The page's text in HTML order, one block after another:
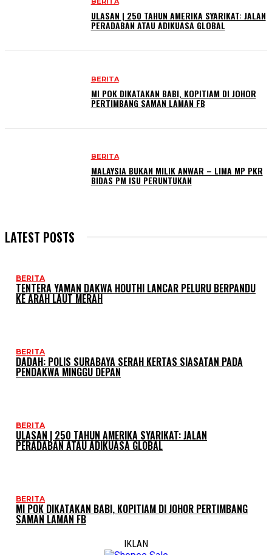
ULASAN | 250 TAHUN AMERIKA SYARIKAT: JALAN
PERADABAN ATAU ADIKUASA GLOBAL
BERITA
MI POK DIKATAKAN BABI, KOPITIAM DI JOHOR
PERTIMBANG SAMAN LAMAN FB
BERITA
MALAYSIA BUKAN MILIK ANWAR – LIMA MP PKR
BIDAS PM ISU PERUNTUKAN
LATEST POSTS
BERITA
TENTERA YAMAN DAKWA HOUTHI LANCAR PELURU BERPANDU
KE ARAH LAUT MERAH
BERITA
DADAH: POLIS SURABAYA SERAH KERTAS SIASATAN PADA
PENDAKWA MINGGU DEPAN
BERITA
ULASAN | 250 TAHUN AMERIKA SYARIKAT: JALAN
PERADABAN ATAU ADIKUASA GLOBAL
BERITA
MI POK DIKATAKAN BABI, KOPITIAM DI JOHOR PERTIMBANG
SAMAN LAMAN FB
IKLAN